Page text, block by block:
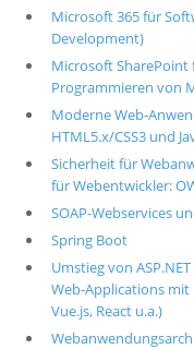
Microsoft 365 für
Development)
Microsoft SharePoint
Programmieren von
Moderne Web-
HTML5.x/CSS3 und
Sicherheit für
für Webentwickler:
SOAP-Webservices
Spring Boot
Umstieg von
Web-Applications mit
Vue.js, React u.a.)